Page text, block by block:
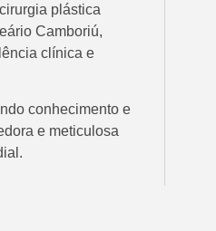
plástica
Camboriú,
clínica e
conhecimento e
e meticulosa